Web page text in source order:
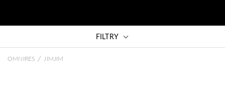
FILTRY
OMNIRES / JIMJIM